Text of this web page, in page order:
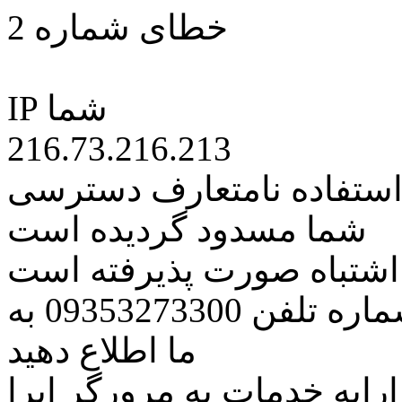
خطای شماره 2
IP شما
216.73.216.213
نامتعارف دسترسی
شما مسدود گردیده است
اشتباه صورت پذیرفته است
مراتب این مسئله را از طریق شماره تلفن 09353273300 به
ما اطلاع دهید
خدمات به مرورگر اپرا